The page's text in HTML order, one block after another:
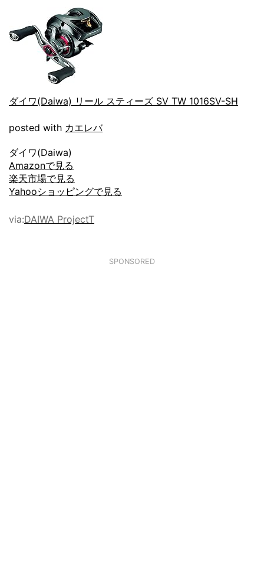
ダイワ(Daiwa) リール スティーズ SV TW 1016SV-SH
posted with カエレバ
ダイワ(Daiwa)
Amazonで見る
楽天市場で見る
Yahooショッピングで見る
via:DAIWA ProjectT
SPONSORED